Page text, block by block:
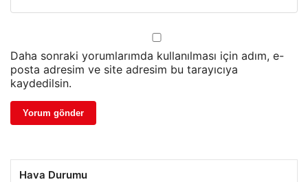
Daha sonraki yorumlarımda kullanılması için adım, e-
posta adresim ve site adresim bu tarayıcıya
kaydedilsin.
Hava Durumu